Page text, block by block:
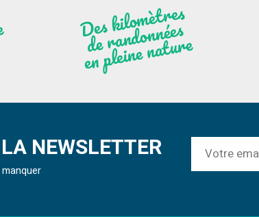
Des
kilo
mèt
res
de
r
a
n
do
n
nées
e
n
plei
ne
n
atu
re
NEWSLETTER